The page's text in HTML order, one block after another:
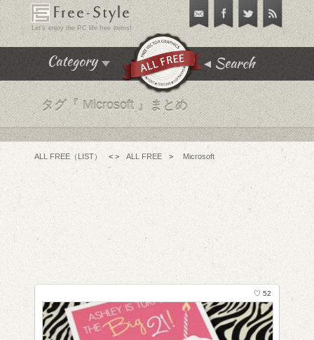
Free-Style
Let's enjoy the PC life free items!
Category
飾り枠･飾り罫･イラスト
テクスチャ･パターン
フリーフォント
アイコン
チュートリアル
フリーソフト
PC便利機能
WEBテンプレート･テーマ
Search
ALL FREE（LIST） < > ALL FREE > Microsoft
タグ『Microsoft 』まとめ
♡ 52